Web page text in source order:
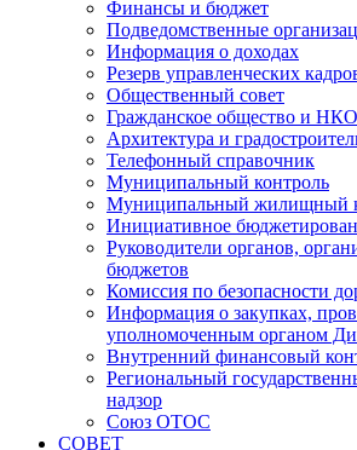
Финансы и бюджет
Подведомственные
Информация о доходах
Резерв управленческих
Общественный совет
Гражданское общество и НКО
Архитектура и
Телефонный справочник
Муниципальный контроль
Муниципальный жилищный
Инициативное
Руководители органов,
бюджетов
Комиссия по безопасности
Информация о закупках,
уполномоченным органом
Внутренний финансовый
Региональный
надзор
Союз ОТОС
СОВЕТ